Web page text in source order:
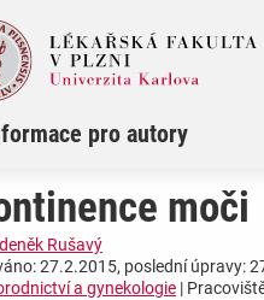
pro autory
moči
Rušavý
27.2.2015, poslední úpravy:
a gynekologie |